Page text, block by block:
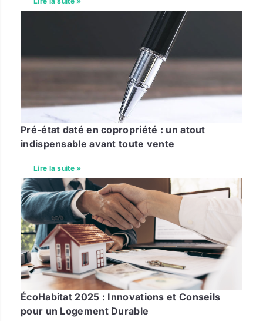
Pré-état daté en copropriété : un atout
indispensable avant toute vente
Lire la suite »
ÉcoHabitat 2025 : Innovations et Conseils
pour un Logement Durable